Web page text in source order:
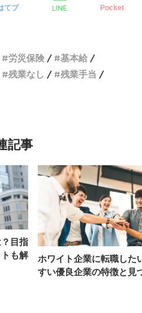
てブ LINE Pocket
労災保険
基本給
残業なし
残業手当
記事
目指
も解
ホワイト企業に転職した
すい優良企業の特徴と見